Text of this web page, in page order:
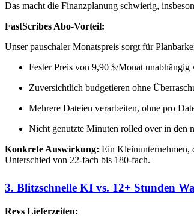
Das macht die Finanzplanung schwierig,
FastScribes Abo-Vorteil:
Unser pauschaler Monatspreis sorgt für
Fester Preis von 9,90 $/Monat
Zuversichtlich budgetieren ohne
Mehrere Dateien verarbeiten, ohne pro
Nicht genutzte Minuten rolled over in den
Konkrete Auswirkung: Ein Kleinunternehmen,
Unterschied von 22-fach bis 180-fach.
3. Blitzschnelle KI vs. 12+ Stunden
Revs Lieferzeiten: